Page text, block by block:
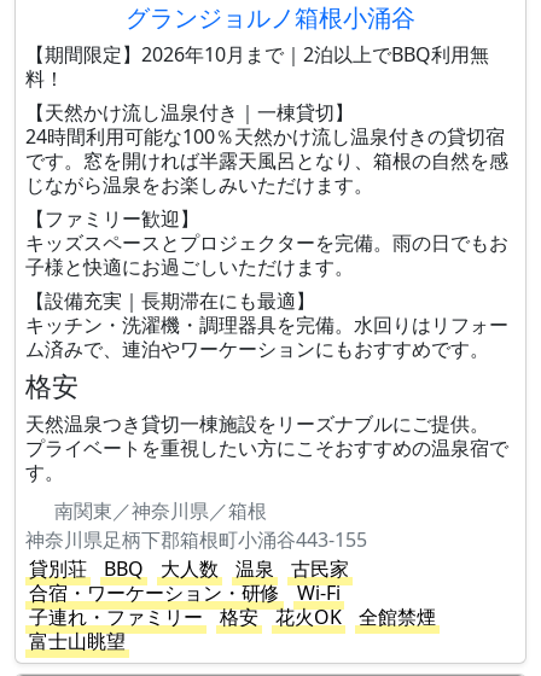
グランジョルノ箱根小涌谷
【期間限定】2026年10月まで｜2泊以上でBBQ利用無
料！
【天然かけ流し温泉付き｜一棟貸切】
24時間利用可能な100％天然かけ流し温泉付きの貸切宿
です。窓を開ければ半露天風呂となり、箱根の自然を感
じながら温泉をお楽しみいただけます。
【ファミリー歓迎】
キッズスペースとプロジェクターを完備。雨の日でもお
子様と快適にお過ごしいただけます。
【設備充実｜長期滞在にも最適】
キッチン・洗濯機・調理器具を完備。水回りはリフォー
ム済みで、連泊やワーケーションにもおすすめです。
格安
天然温泉つき貸切一棟施設をリーズナブルにご提供。
プライベートを重視したい方にこそおすすめの温泉宿で
す。
南関東／神奈川県／箱根
神奈川県足柄下郡箱根町小涌谷443-155
貸別荘
BBQ 大人数 温泉
古民家
合宿・ワーケーション・研修
Wi-Fi
子連れ・ファミリー
格安 花火OK
全館禁煙
富士山眺望